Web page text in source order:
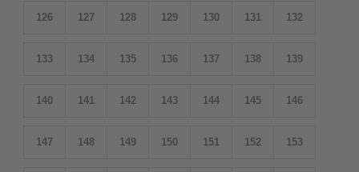
126 127 128 129 130 131 132
133 134 135 136 137 138 139
140 141 142 143 144 145 146
147 148 149 150 151 152 153